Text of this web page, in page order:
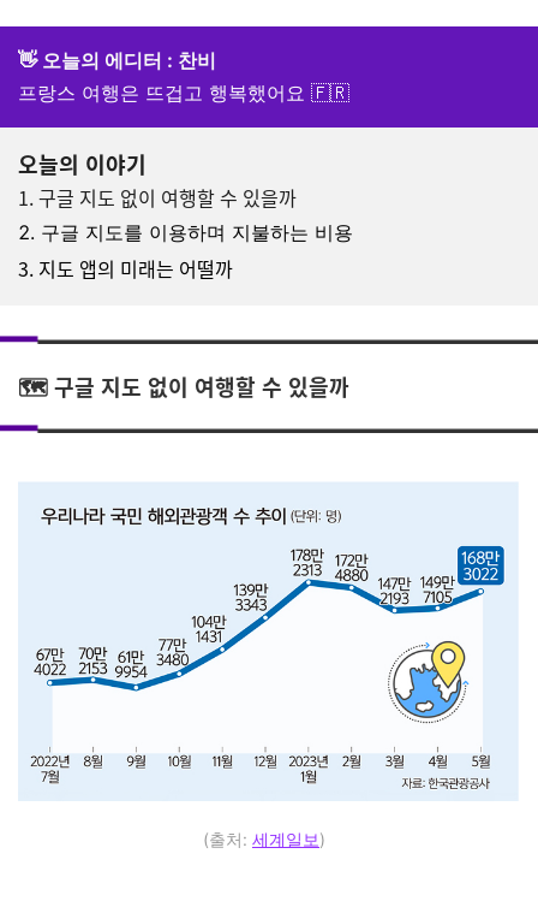
👋 오늘의 에디터 : 찬비
프랑스 여행은 뜨겁고 행복했어요 🇫🇷
오늘의 이야기
1. 구글 지도 없이 여행할 수 있을까
2. 구글 지도를 이용하며 지불하는 비용
3. 지도 앱의 미래는 어떨까
🗺️ 구글 지도 없이 여행할 수 있을까
(출처: 세계일보)